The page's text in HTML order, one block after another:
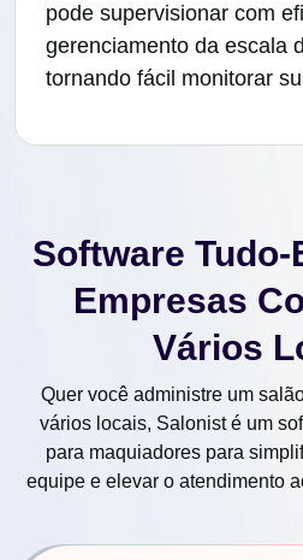
pode supervisionar com
gerenciamento da escala
tornando fácil monitorar
Software Tudo-
Empresas
Vários
Quer você administre um
vários locais, Salonist é um
para maquiadores para
equipe e elevar o atendimento